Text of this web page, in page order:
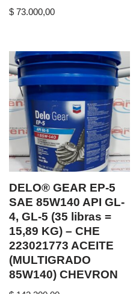
$ 73.000,00
DELO® GEAR EP-5
SAE 85W140 API GL-
4, GL-5 (35 libras =
15,89 KG) – CHE
223021773 ACEITE
(MULTIGRADO
85W140) CHEVRON